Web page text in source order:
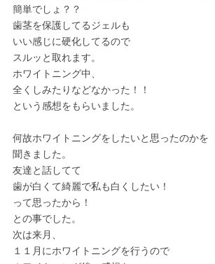
簡単でしょ？？
歯茎を保護してるジェルも
いい感じに硬化してるので
スルッと取れます。
ホワイトニング中、
全くしみたりなどなかった！！
という感想をもらいました。
何故ホワイトニングをしたいと思ったのかを
聞きました。
友達と話してて
歯が白くて綺麗で私も白くしたい！
って思ったから！
との事でした。
次は来月、
１１月にホワイトニングを行うので